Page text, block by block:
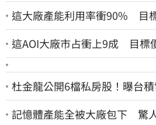
這大廠產能利用率衝90% 目
這AOI大廠市占衝上9成 目標
杜金龍公開6檔私房股！曝台
記憶體產能全被大廠包下 驚